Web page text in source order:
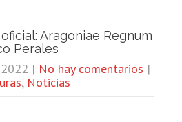
Aragoniae Regnum
Perales
| No hay comentarios |
, Noticias